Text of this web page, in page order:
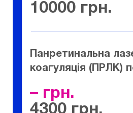
10000
Панретинальна
коагуляція (ПРЛК)
4300
–